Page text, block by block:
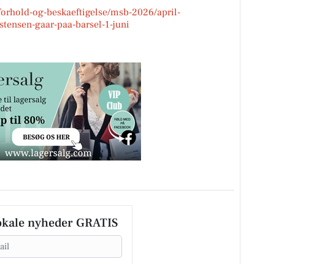
og-beskaeftigelse/msb-2026/april-
gaar-paa-barsel-1-juni
nyheder GRATIS